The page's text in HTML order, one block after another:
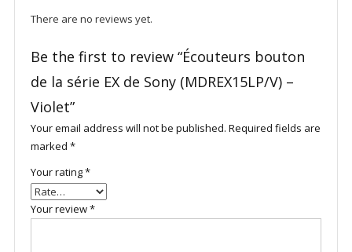
There are no reviews yet.
Be the first to review “Écouteurs bouton
de la série EX de Sony (MDREX15LP/V) –
Violet”
Your email address will not be published. Required fields are
marked *
Your rating*
Your review*